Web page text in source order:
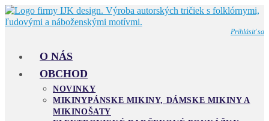
Skip
to
Prihlásiť sa
O NÁS
OBCHOD
NOVINKY
MIKINYPÁNSKE MIKINY, DÁMSKE MIKINY A
MIKINOŠATY